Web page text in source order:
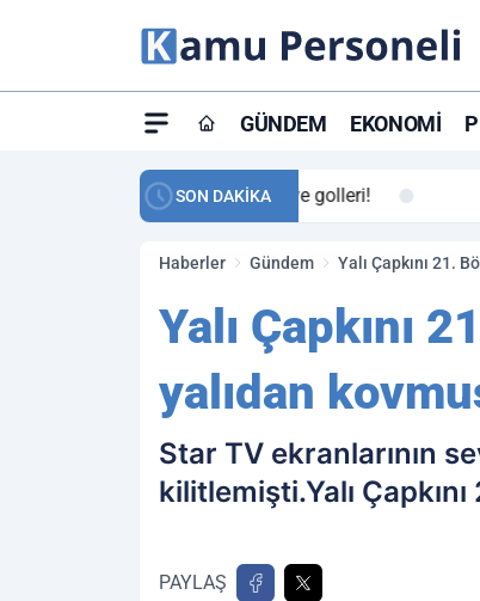
GÜNDEM EKONOMI
SON DAKİKA
maç özeti ve golleri! 23:59 Petrol
Haberler Gündem Yalı Çapkını 21.
Yalı Çapkını
yalıdan
Star TV ekranlarının
kilitlemişti.Yalı Çapkını
PAYLAŞ